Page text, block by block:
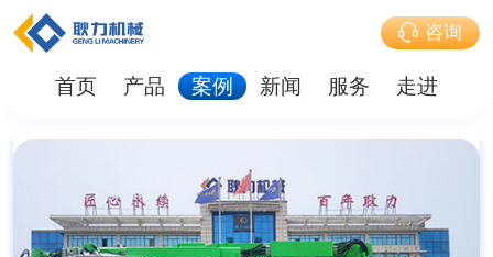
咨询
首页 产品 案例 新闻 服务 走进